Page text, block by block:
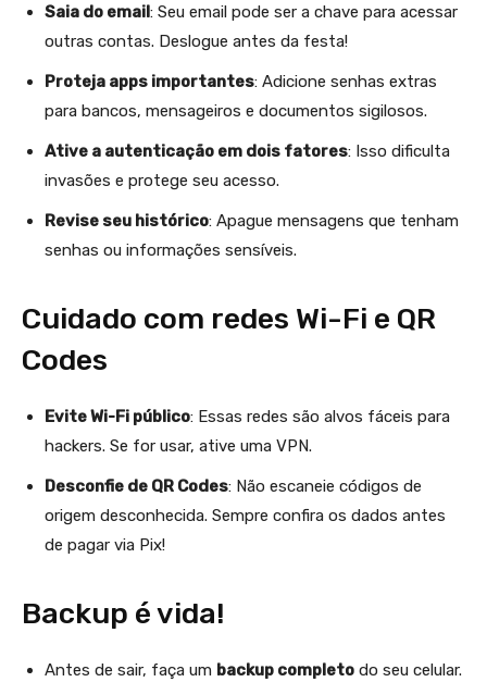
Saia do email: Seu email pode ser a chave para acessar
outras contas. Deslogue antes da festa!
Proteja apps importantes: Adicione senhas extras
para bancos, mensageiros e documentos sigilosos.
Ative a autenticação em dois fatores: Isso dificulta
invasões e protege seu acesso.
Revise seu histórico: Apague mensagens que tenham
senhas ou informações sensíveis.
Cuidado com redes Wi-Fi e QR
Codes
Evite Wi-Fi público: Essas redes são alvos fáceis para
hackers. Se for usar, ative uma VPN.
Desconfie de QR Codes: Não escaneie códigos de
origem desconhecida. Sempre confira os dados antes
de pagar via Pix!
Backup é vida!
Antes de sair, faça um backup completo do seu celular.